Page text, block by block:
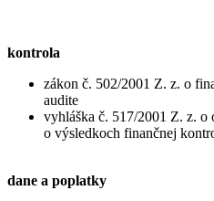
kontrola
zákon č. 502/2001 Z. z. o
audite
vyhláška č. 517/2001 Z. z. o
o výsledkoch finančnej
dane a poplatky